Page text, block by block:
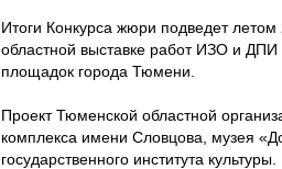
Итоги Конкурса жюри подведет
областной выставке работ ИЗО и ДПИ
площадок города Тюмени.
Проект Тюменской областной
комплекса имени Словцова, музея
государственного института культуры.